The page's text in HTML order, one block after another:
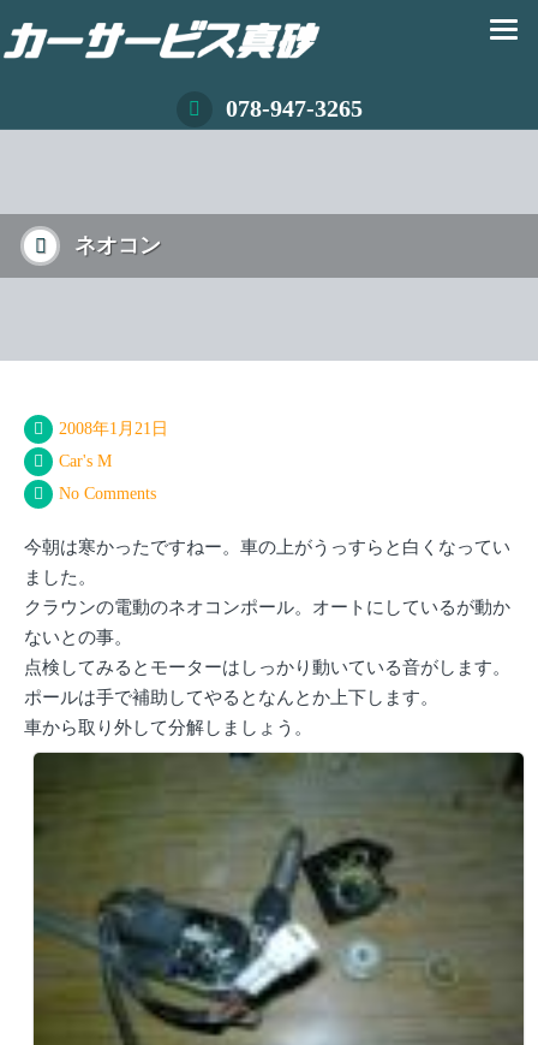
078-947-3265
ネオコン
2008年1月21日
Car's M
No Comments
今朝は寒かったですねー。車の上がうっすらと白くなってい
ました。
クラウンの電動のネオコンポール。オートにしているが動か
ないとの事。
点検してみるとモーターはしっかり動いている音がします。
ポールは手で補助してやるとなんとか上下します。
車から取り外して分解しましょう。